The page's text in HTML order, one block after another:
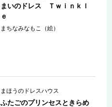
まいのドレス Ｔｗｉｎｋｌ
ｅ
まちなみなもこ（絵）
まほうのドレスハウス
ふたごのプリンセスときらめ